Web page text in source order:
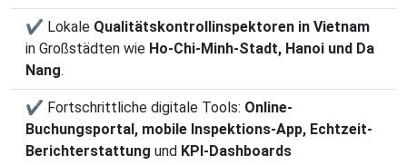
✔ Lokale Qualitätskontrollinspektoren in Vietnam
in Großstädten wie Ho-Chi-Minh-Stadt, Hanoi und Da
Nang.
✔ Fortschrittliche digitale Tools: Online-
Buchungsportal, mobile Inspektions-App, Echtzeit-
Berichterstattung und KPI-Dashboards